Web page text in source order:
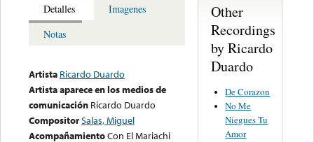
Detalles
Imagenes
Notas
Artista Ricardo Duardo
Artista aparece en los medios de
comunicación Ricardo Duardo
CompositorSalas, Miguel
AcompañamientoCon El Mariachi
Other
Recordings
by Ricardo
Duardo
De Corazon
No Me
Niegues Tu
Amor